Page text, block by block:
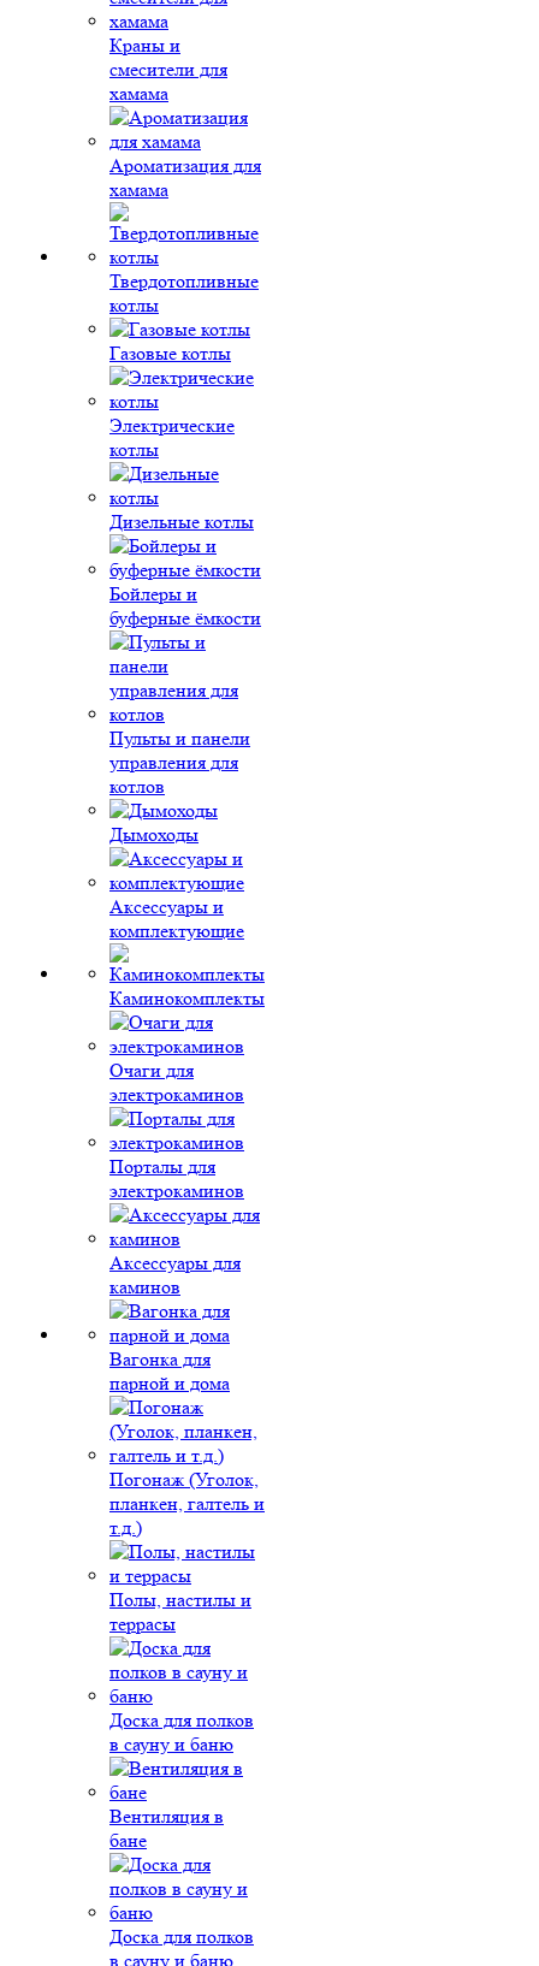
Краны и
смесители для
хамама
Ароматизация для
хамама
Твердотопливные
котлы
Газовые котлы
Электрические
котлы
Дизельные котлы
Бойлеры и
буферные ёмкости
Пульты и панели
управления для
котлов
Дымоходы
Аксессуары и
комплектующие
Каминокомплекты
Очаги для
электрокаминов
Порталы для
электрокаминов
Аксессуары для
каминов
Вагонка для
парной и дома
Погонаж (Уголок,
планкен, галтель и
т.д.)
Полы, настилы и
террасы
Доска для полков
в сауну и баню
Вентиляция в
бане
Доска для полков
в сауну и баню